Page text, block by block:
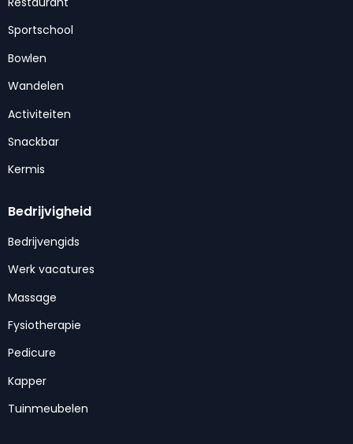
Sportschool
Bowlen
Wandelen
Activiteiten
Snackbar
Kermis
Bedrijvigheid
Bedrijvengids
Werk vacatures
Massage
Fysiotherapie
Pedicure
Kapper
Tuinmeubelen